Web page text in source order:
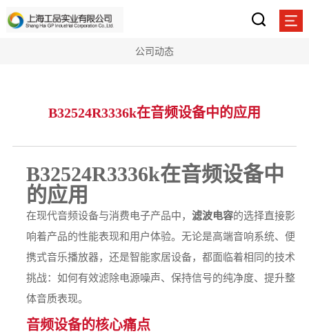
公司动态
B32524R3336k在音频设备中的应用
B32524R3336k在音频设备中
的应用
在现代音频设备与消费电子产品中， 滤波电容的选择直接影
响着产品的性能表现和用户体验。无论是高端音响系统、便
携式音乐播放器，还是智能家居设备，都面临着相同的技术
挑战：如何有效滤除电源噪声、保持信号的纯净度、提升整
体音质表现。
音频设备的核心痛点